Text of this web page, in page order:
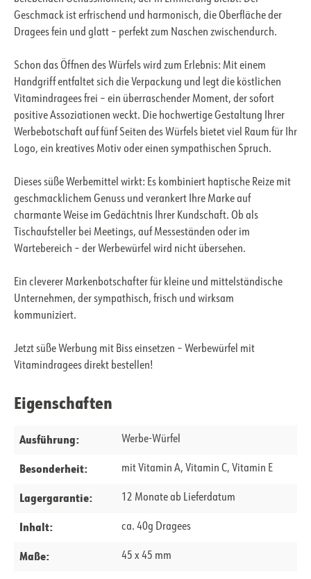
Geschmack ist erfrischend und harmonisch, die Oberfläche der
Dragees fein und glatt – perfekt zum Naschen zwischendurch.
Schon das Öffnen des Würfels wird zum Erlebnis: Mit einem
Handgriff entfaltet sich die Verpackung und legt die köstlichen
Vitamindragees frei – ein überraschender Moment, der sofort
positive Assoziationen weckt. Die hochwertige Gestaltung Ihrer
Werbebotschaft auf fünf Seiten des Würfels bietet viel Raum für Ihr
Logo, ein kreatives Motiv oder einen sympathischen Spruch.
Dieses süße Werbemittel wirkt: Es kombiniert haptische Reize mit
geschmacklichem Genuss und verankert Ihre Marke auf
charmante Weise im Gedächtnis Ihrer Kundschaft. Ob als
Tischaufsteller bei Meetings, auf Messeständen oder im
Wartebereich – der Werbewürfel wird nicht übersehen.
Ein cleverer Markenbotschafter für kleine und mittelständische
Unternehmen, der sympathisch, frisch und wirksam
kommuniziert.
Jetzt süße Werbung mit Biss einsetzen – Werbewürfel mit
Vitamindragees direkt bestellen!
Eigenschaften
Ausführung: Werbe-Würfel
Besonderheit: mit Vitamin A, Vitamin C, Vitamin E
Lagergarantie: 12 Monate ab Lieferdatum
Inhalt: ca. 40g Dragees
Maße: 45 x 45 mm